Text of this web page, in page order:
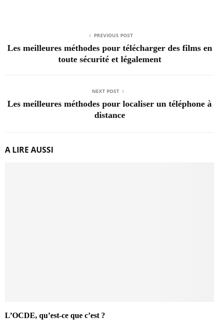
PREVIOUS POST
Les meilleures méthodes pour télécharger des films en
toute sécurité et légalement
NEXT POST
Les meilleures méthodes pour localiser un téléphone à
distance
A LIRE AUSSI
L’OCDE, qu’est-ce que c’est ?